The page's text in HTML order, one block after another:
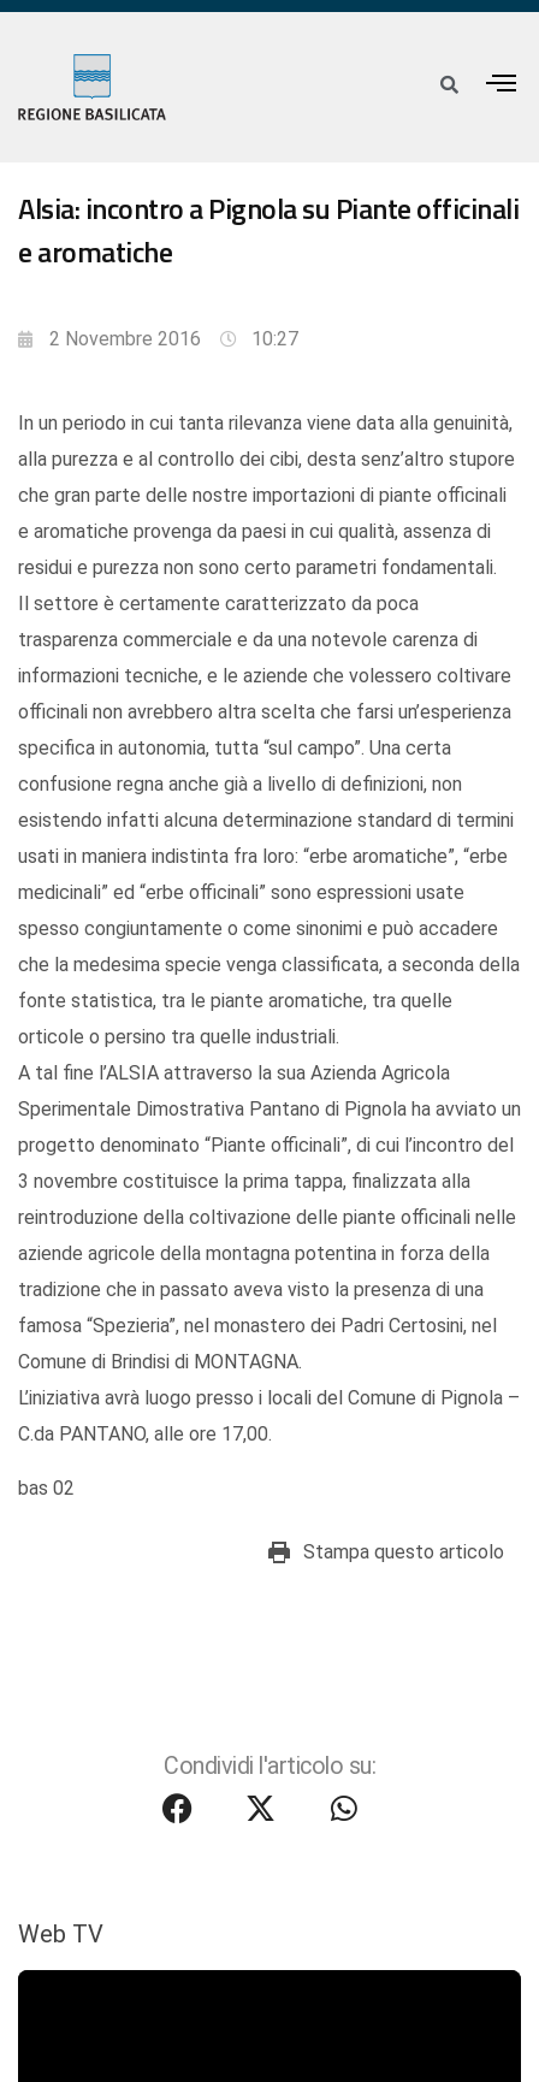
Alsia: incontro a Pignola su Piante officinali
e aromatiche
2 Novembre 2016 10:27
In un periodo in cui tanta rilevanza viene data alla genuinità,
alla purezza e al controllo dei cibi, desta senz’altro stupore
che gran parte delle nostre importazioni di piante officinali
e aromatiche provenga da paesi in cui qualità, assenza di
residui e purezza non sono certo parametri fondamentali.
Il settore è certamente caratterizzato da poca
trasparenza commerciale e da una notevole carenza di
informazioni tecniche, e le aziende che volessero coltivare
officinali non avrebbero altra scelta che farsi un’esperienza
specifica in autonomia, tutta “sul campo”. Una certa
confusione regna anche già a livello di definizioni, non
esistendo infatti alcuna determinazione standard di termini
usati in maniera indistinta fra loro: “erbe aromatiche”, “erbe
medicinali” ed “erbe officinali” sono espressioni usate
spesso congiuntamente o come sinonimi e può accadere
che la medesima specie venga classificata, a seconda della
fonte statistica, tra le piante aromatiche, tra quelle
orticole o persino tra quelle industriali.
A tal fine l’ALSIA attraverso la sua Azienda Agricola
Sperimentale Dimostrativa Pantano di Pignola ha avviato un
progetto denominato “Piante officinali”, di cui l’incontro del
3 novembre costituisce la prima tappa, finalizzata alla
reintroduzione della coltivazione delle piante officinali nelle
aziende agricole della montagna potentina in forza della
tradizione che in passato aveva visto la presenza di una
famosa “Spezieria”, nel monastero dei Padri Certosini, nel
Comune di Brindisi di MONTAGNA.
L’iniziativa avrà luogo presso i locali del Comune di Pignola –
C.da PANTANO, alle ore 17,00.
bas 02
Stampa questo articolo
Condividi l'articolo su:
Web TV